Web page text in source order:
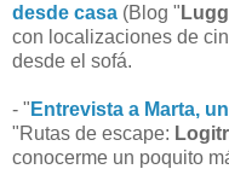
desde casa (Blog "
con localizaciones de
desde el sofá.
- " Entrevista a Marta,
"Rutas de escape:
conocerme un poquito